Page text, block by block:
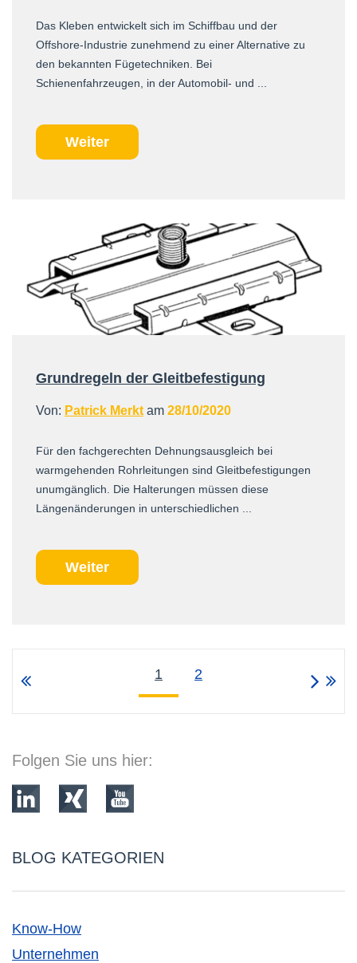
Das Kleben entwickelt sich im Schiffbau und der
Offshore-Industrie zunehmend zu einer Alternative zu
den bekannten Fügetechniken. Bei
Schienenfahrzeugen, in der Automobil- und ...
Weiter
Grundregeln der Gleitbefestigung
Von: Patrick Merkt am 28/10/2020
Für den fachgerechten Dehnungsausgleich bei
warmgehenden Rohrleitungen sind Gleitbefestigungen
unumgänglich. Die Halterungen müssen diese
Längenänderungen in unterschiedlichen ...
Weiter
1 2
Folgen Sie uns hier:
BLOG KATEGORIEN
Know-How
Unternehmen